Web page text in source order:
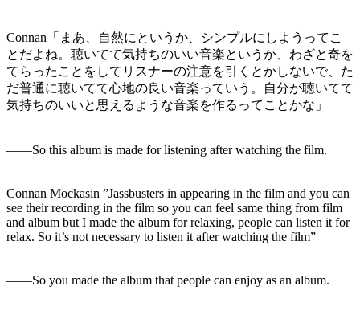
Connan「まあ、自然にというか、シンプルにしようってこ
とだよね。聴いてて気持ちのいい音楽というか、わざと奇を
てらったことをしてリスナーの注意を引くとかしないで、た
だ普通に聴いてて心地の良い音楽っていう。自分が聴いてて
気持ちのいいと思えるような音楽を作るってことかな」
――So this album is made for listening after watching the film.
Connan Mockasin ”Jassbusters in appearing in the film and you can
see their recording in the film so you can feel same thing from film
and album but I made the album for relaxing, people can listen it for
relax. So it’s not necessary to listen it after watching the film”
――So you made the album that people can enjoy as an album.